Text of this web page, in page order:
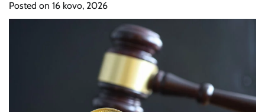
Posted on 16 kovo, 2026